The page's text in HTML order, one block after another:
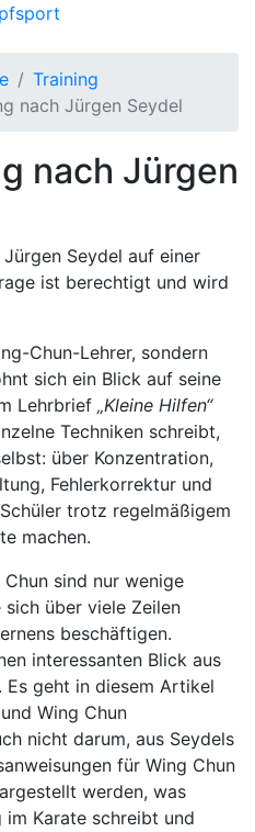
Training
nach Jürgen Seydel
nach Jürgen
Seydel auf einer
ist berechtigt und wird
Chun-Lehrer, sondern
sich ein Blick auf seine
Lehrbrief „Kleine Hilfen“
Techniken schreibt,
über Konzentration,
Fehlerkorrektur und
trotz regelmäßigem
machen.
sind nur wenige
über viele Zeilen
beschäftigen.
interessanten Blick aus
Es geht in diesem Artikel
Wing Chun
nicht darum, aus Seydels
für Wing Chun
werden, was
im Karate schreibt und